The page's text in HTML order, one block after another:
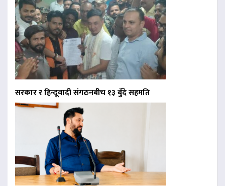
सरकार र हिन्दूवादी संगठनबीच १३ बुँदे सहमति